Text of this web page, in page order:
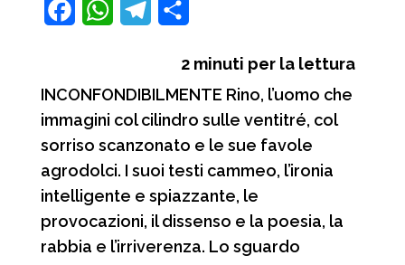
e
o
o
k
W
t
A
p
p
e
r
a
m
n
d
v
i
d
i
2 minuti per la lettura
INCONFONDIBILMENTE Rino, l’uomo che
immagini col cilindro sulle ventitré, col
sorriso scanzonato e le sue favole
agrodolci. I suoi testi cammeo, l’ironia
intelligente e spiazzante, le
provocazioni, il dissenso e la poesia, la
rabbia e l’irriverenza. Lo sguardo